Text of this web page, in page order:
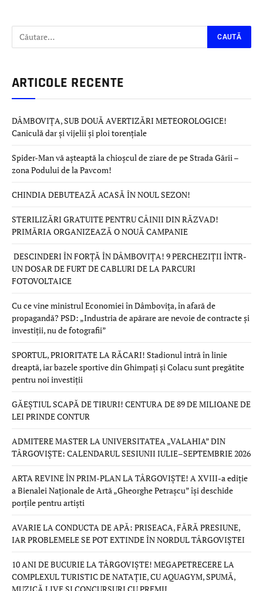
ARTICOLE RECENTE
DÂMBOVIȚA, SUB DOUĂ AVERTIZĂRI METEOROLOGICE!
Caniculă dar și vijelii și ploi torențiale
Spider-Man vă așteaptă la chioșcul de ziare de pe Strada Gării –
zona Podului de la Pavcom!
CHINDIA DEBUTEAZĂ ACASĂ ÎN NOUL SEZON!
STERILIZĂRI GRATUITE PENTRU CÂINII DIN RĂZVAD!
PRIMĂRIA ORGANIZEAZĂ O NOUĂ CAMPANIE
DESCINDERI ÎN FORȚĂ ÎN DÂMBOVIȚA! 9 PERCHEZIȚII ÎNTR-
UN DOSAR DE FURT DE CABLURI DE LA PARCURI
FOTOVOLTAICE
Cu ce vine ministrul Economiei în Dâmbovița, în afară de
propagandă? PSD: „Industria de apărare are nevoie de contracte și
investiții, nu de fotografii”
SPORTUL, PRIORITATE LA RĂCARI! Stadionul intră în linie
dreaptă, iar bazele sportive din Ghimpați și Colacu sunt pregătite
pentru noi investiții
GĂEȘTIUL SCAPĂ DE TIRURI! CENTURA DE 89 DE MILIOANE DE
LEI PRINDE CONTUR
ADMITERE MASTER LA UNIVERSITATEA „VALAHIA” DIN
TÂRGOVIȘTE: CALENDARUL SESIUNII IULIE–SEPTEMBRIE 2026
ARTA REVINE ÎN PRIM-PLAN LA TÂRGOVIȘTE! A XVIII-a ediție
a Bienalei Naționale de Artă „Gheorghe Petrașcu” își deschide
porțile pentru artiști
AVARIE LA CONDUCTA DE APĂ: PRISEACA, FĂRĂ PRESIUNE,
IAR PROBLEMELE SE POT EXTINDE ÎN NORDUL TÂRGOVIȘTEI
10 ANI DE BUCURIE LA TÂRGOVIȘTE! MEGAPETRECERE LA
COMPLEXUL TURISTIC DE NATAȚIE, CU AQUAGYM, SPUMĂ,
MUZICĂ LIVE ȘI CONCURSURI CU PREMII